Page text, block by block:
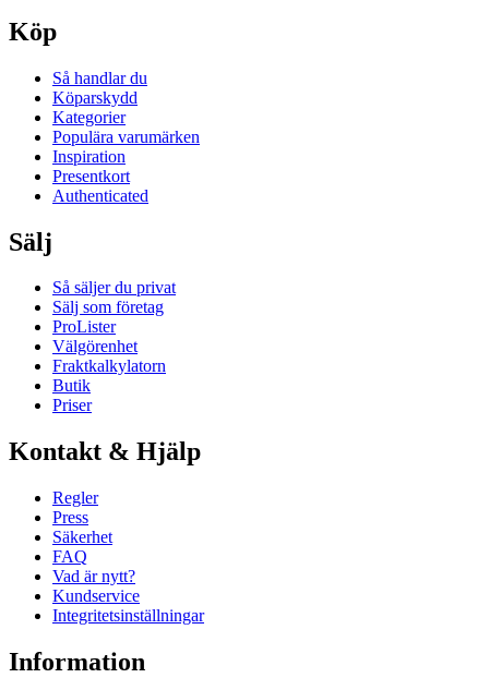
Köp
Så handlar du
Köparskydd
Kategorier
Populära varumärken
Inspiration
Presentkort
Authenticated
Sälj
Så säljer du privat
Sälj som företag
ProLister
Välgörenhet
Fraktkalkylatorn
Butik
Priser
Kontakt & Hjälp
Regler
Press
Säkerhet
FAQ
Vad är nytt?
Kundservice
Integritetsinställningar
Information